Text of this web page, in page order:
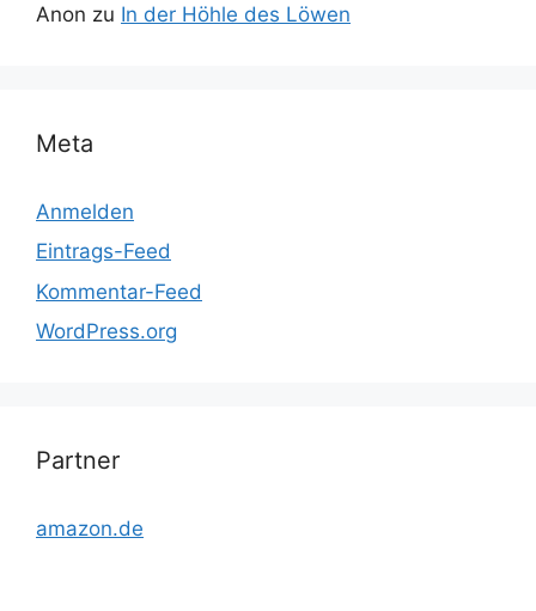
Anon zu In der Höhle des Löwen
Meta
Anmelden
Eintrags-Feed
Kommentar-Feed
WordPress.org
Partner
amazon.de